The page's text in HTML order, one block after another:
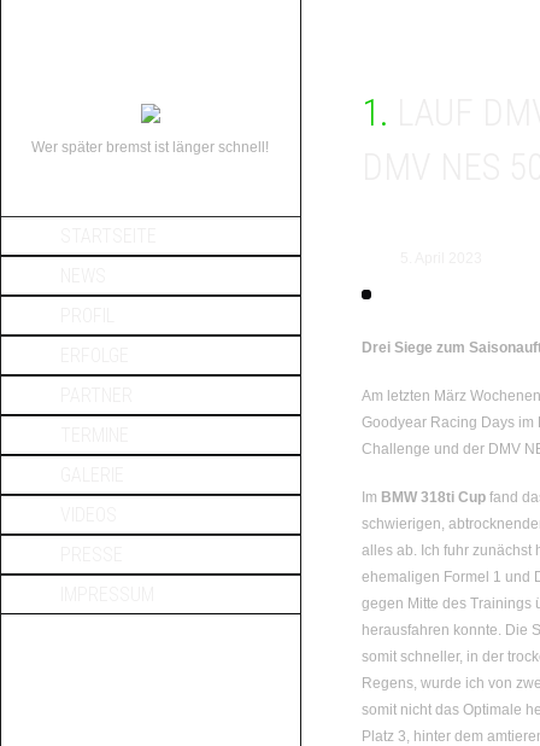
Wer später bremst ist länger schnell!
1. LAUF DMV BMW 318TI CUP/ DMV BMW CHALLENGE/
Drei Siege zum
Am letzten März
Goodyear Racing Days im
Challenge und der DMV
Im BMW 318ti Cup fand
schwierigen,
alles ab. Ich fuhr zunächst
ehemaligen Formel 1 und
gegen Mitte des Trainings
herausfahren konnte. Die
somit schneller, in der
Regens, wurde ich von
somit nicht das Optimale
Platz 3, hinter dem